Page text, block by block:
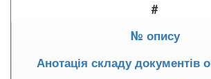
#
№ опису
Анотація складу документів